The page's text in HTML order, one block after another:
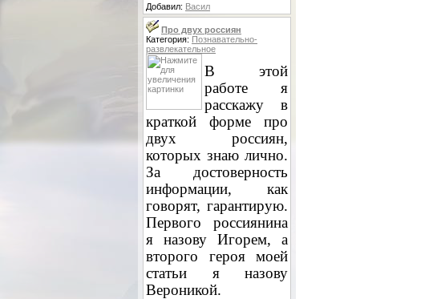
Добавил: Васил
Про двух россиян
Категория: Познавательно-
развлекательное
В этой
работе я
расскажу в
краткой форме про
двух россиян,
которых знаю лично.
За достоверность
информации, как
говорят, гарантирую.
Первого россиянина
я назову Игорем, а
второго героя моей
статьи я назову
Вероникой.